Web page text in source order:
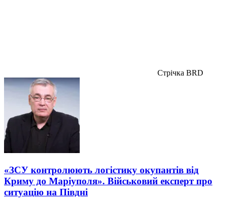
Стрічка BRD
«ЗСУ контролюють логістику окупантів від
Криму до Маріуполя». Військовий експерт про
ситуацію на Півдні